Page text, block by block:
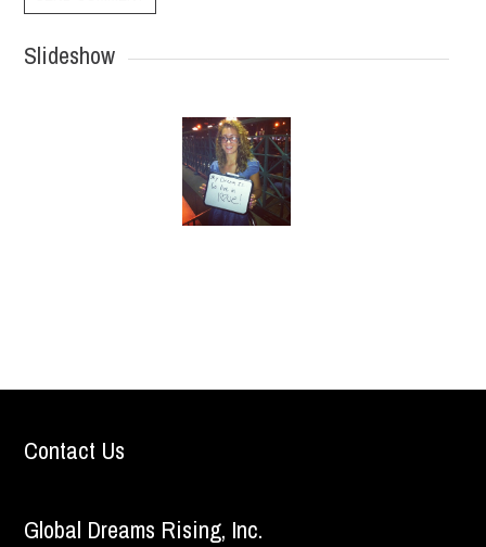
Slideshow
Contact Us
Global Dreams Rising, Inc.